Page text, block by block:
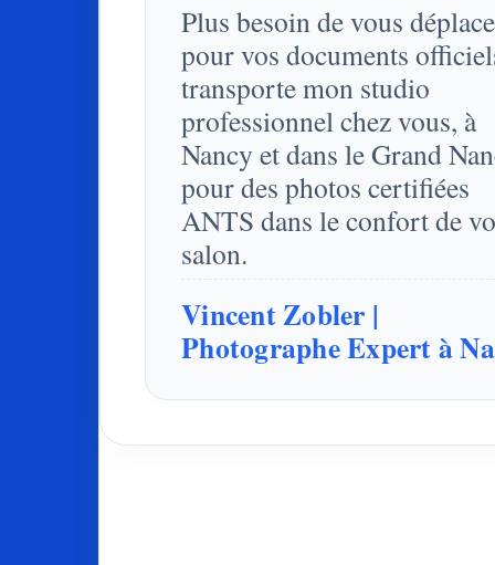
Plus besoin de vous
pour vos documents
transporte mon studio
professionnel chez vous, à
Nancy et dans le Grand
pour des photos certifiées
ANTS dans le confort de
salon.
Vincent Zobler |
Photographe Expert à